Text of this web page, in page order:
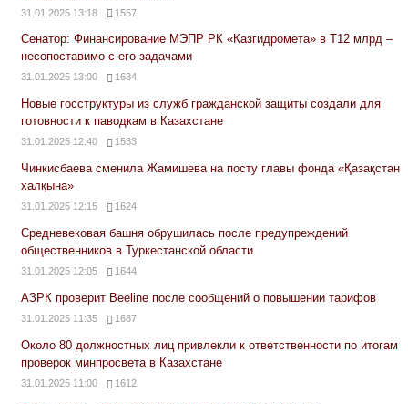
31.01.2025 13:18 1557
Сенатор: Финансирование МЭПР РК «Казгидромета» в Т12 млрд –
несопоставимо с его задачами
31.01.2025 13:00 1634
Новые госструктуры из служб гражданской защиты создали для
готовности к паводкам в Казахстане
31.01.2025 12:40 1533
Чинкисбаева сменила Жамишева на посту главы фонда «Қазақстан
халқына»
31.01.2025 12:15 1624
Средневековая башня обрушилась после предупреждений
общественников в Туркестанской области
31.01.2025 12:05 1644
АЗРК проверит Beeline после сообщений о повышении тарифов
31.01.2025 11:35 1687
Около 80 должностных лиц привлекли к ответственности по итогам
проверок минпросвета в Казахстане
31.01.2025 11:00 1612